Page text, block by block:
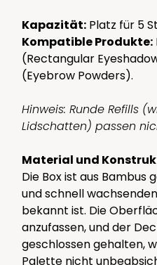
Kapazität:Platz für 5
Kompatible Produkte:
(Rectangular
(Eyebrow Powders).
Hinweis: Runde Refills
Lidschatten) passen
Material und
Die Box ist aus
und schnell
bekannt ist. Die
anzufassen, und der
geschlossen gehalten,
Palette nicht